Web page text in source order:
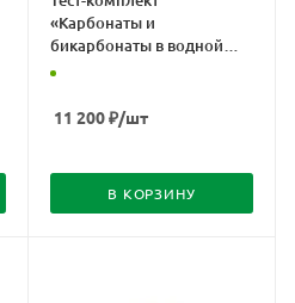
«Карбонаты и
бикарбонаты в водной
вытяжке»
11 200₽/шт
В КОРЗИНУ